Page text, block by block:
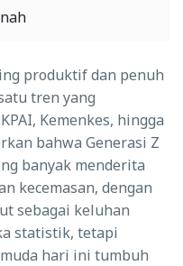
produktif dan penuh
tren yang
Kemenkes, hingga
bahwa Generasi Z
banyak menderita
kecemasan, dengan
sebagai keluhan
statistik, tetapi
hari ini tumbuh